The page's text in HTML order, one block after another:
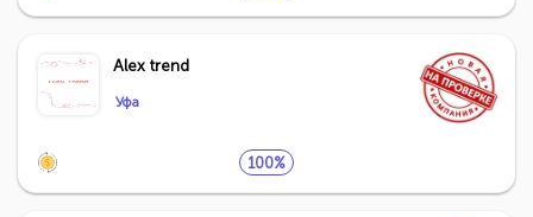
Alex trend
Уфа
100%